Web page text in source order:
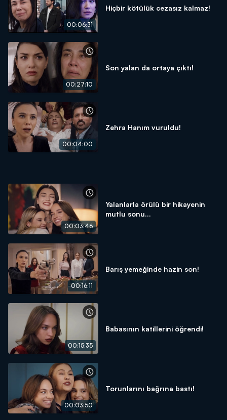
00:06:31
Hiçbir kötülük cezasız kalmaz!
00:27:10
Son yalan da ortaya çıktı!
00:04:00
Zehra Hanım vuruldu!
00:03:46
Yalanlarla örülü bir hikayenin
mutlu sonu...
00:16:11
Barış yemeğinde hazin son!
00:15:35
Babasının katillerini öğrendi!
00:03:50
Torunlarını bağrına bastı!